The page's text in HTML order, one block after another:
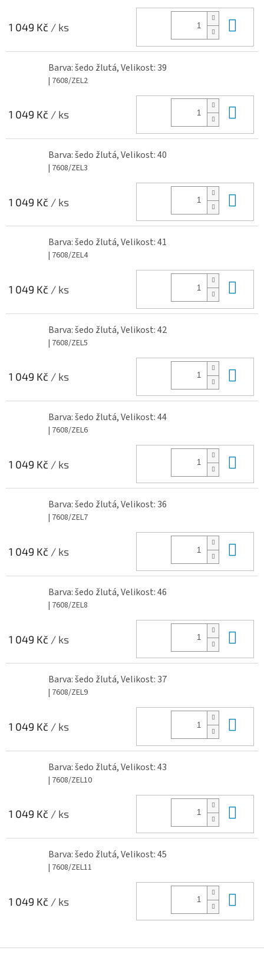
1 049 Kč / ks
Barva: šedo žlutá, Velikost: 39
| 7608/ZEL2
1 049 Kč / ks
Barva: šedo žlutá, Velikost: 40
| 7608/ZEL3
1 049 Kč / ks
Barva: šedo žlutá, Velikost: 41
| 7608/ZEL4
1 049 Kč / ks
Barva: šedo žlutá, Velikost: 42
| 7608/ZEL5
1 049 Kč / ks
Barva: šedo žlutá, Velikost: 44
| 7608/ZEL6
1 049 Kč / ks
Barva: šedo žlutá, Velikost: 36
| 7608/ZEL7
1 049 Kč / ks
Barva: šedo žlutá, Velikost: 46
| 7608/ZEL8
1 049 Kč / ks
Barva: šedo žlutá, Velikost: 37
| 7608/ZEL9
1 049 Kč / ks
Barva: šedo žlutá, Velikost: 43
| 7608/ZEL10
1 049 Kč / ks
Barva: šedo žlutá, Velikost: 45
| 7608/ZEL11
1 049 Kč / ks